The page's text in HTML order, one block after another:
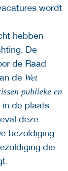
wordt
hebben
De
de Raad
de Wet
publieke en
in de plaats
deze
bezoldiging
die